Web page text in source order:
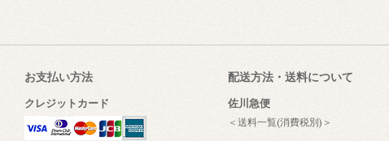
お支払い方法
クレジットカード
配送方法・送料について
佐川急便
＜送料一覧(消費税別)＞